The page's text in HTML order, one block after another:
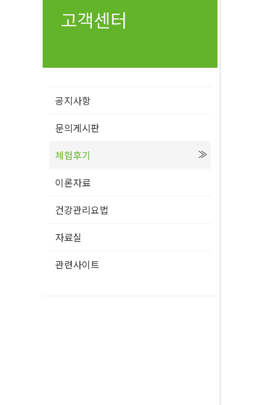
고객센터
공지사항
문의게시판
체험후기
이론자료
건강관리요법
자료실
관련사이트